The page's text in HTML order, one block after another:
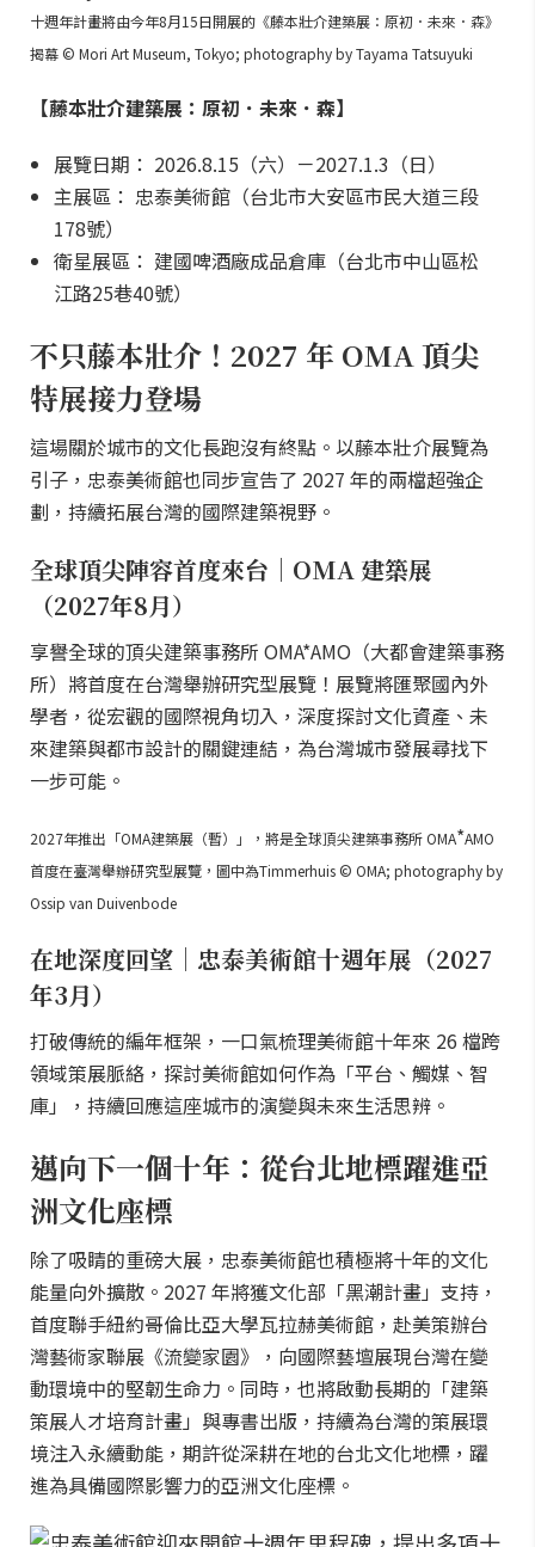
十週年計畫將由今年8月15日開展的《藤本壯介建築展：原初．未來．森》
揭幕 © Mori Art Museum, Tokyo; photography by Tayama Tatsuyuki
【藤本壯介建築展：原初．未來．森】
展覽日期： 2026.8.15（六）－2027.1.3（日）
主展區： 忠泰美術館（台北市大安區市民大道三段
178號）
衛星展區： 建國啤酒廠成品倉庫（台北市中山區松
江路25巷40號）
不只藤本壯介！2027 年 OMA 頂尖
特展接力登場
這場關於城市的文化長跑沒有終點。以藤本壯介展覽為
引子，忠泰美術館也同步宣告了 2027 年的兩檔超強企
劃，持續拓展台灣的國際建築視野。
全球頂尖陣容首度來台｜OMA 建築展
（2027年8月）
享譽全球的頂尖建築事務所 OMA*AMO（大都會建築事務
所）將首度在台灣舉辦研究型展覽！展覽將匯聚國內外
學者，從宏觀的國際視角切入，深度探討文化資產、未
來建築與都市設計的關鍵連結，為台灣城市發展尋找下
一步可能。
2027年推出「OMA建築展（暫）」，將是全球頂尖建築事務所 OMA*AMO
首度在臺灣舉辦研究型展覽，圖中為Timmerhuis © OMA; photography by
Ossip van Duivenbode
在地深度回望｜忠泰美術館十週年展（2027
年3月）
打破傳統的編年框架，一口氣梳理美術館十年來 26 檔跨
領域策展脈絡，探討美術館如何作為「平台、觸媒、智
庫」，持續回應這座城市的演變與未來生活思辨。
邁向下一個十年：從台北地標躍進亞
洲文化座標
除了吸睛的重磅大展，忠泰美術館也積極將十年的文化
能量向外擴散。2027 年將獲文化部「黑潮計畫」支持，
首度聯手紐約哥倫比亞大學瓦拉赫美術館，赴美策辦台
灣藝術家聯展《流變家園》，向國際藝壇展現台灣在變
動環境中的堅韌生命力。同時，也將啟動長期的「建築
策展人才培育計畫」與專書出版，持續為台灣的策展環
境注入永續動能，期許從深耕在地的台北文化地標，躍
進為具備國際影響力的亞洲文化座標。